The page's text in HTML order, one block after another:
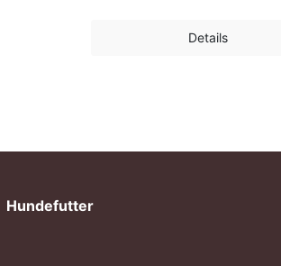
Details
Hundefutter